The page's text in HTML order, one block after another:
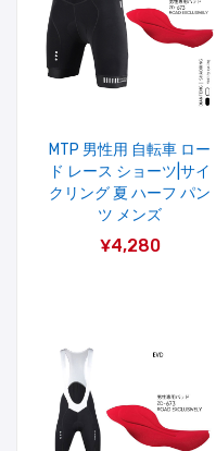
MTP 男性用 自転車 ロー
ド レース ショーツ|サイ
クリング 夏 ハーフ パン
ツ メンズ
¥4,280